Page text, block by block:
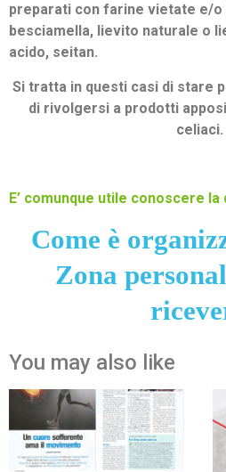
preparati con farine vietate e/o
besciamella, lievito naturale o
acido, seitan.
Si tratta in questi casi di stare
di rivolgersi a prodotti
celiaci.
E’ comunque utile conoscere la
Come è
Zona
You may also like